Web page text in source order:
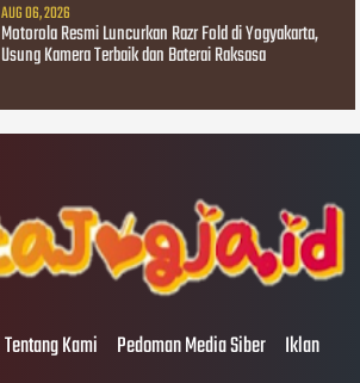
AUG 06, 2026
Motorola Resmi Luncurkan Razr Fold di Yogyakarta,
Usung Kamera Terbaik dan Baterai Raksasa
Tentang Kami Pedoman Media Siber Iklan